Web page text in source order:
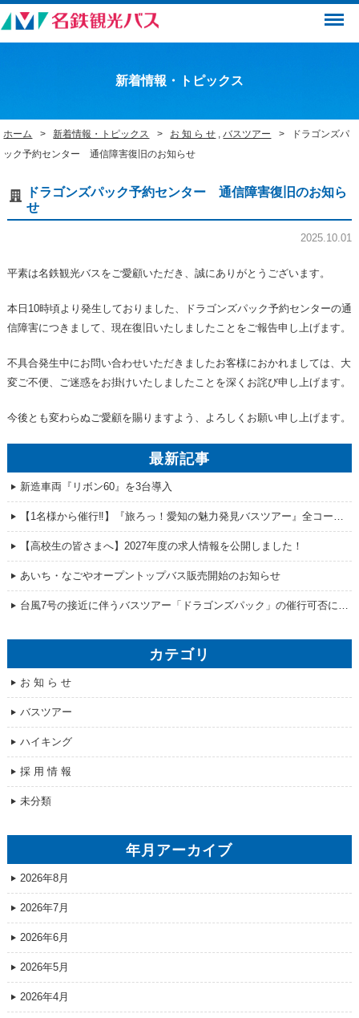
Menu
新着情報・トピックス
ホーム 新着情報・トピックス お 知 ら せ ,バスツアー
ドラゴンズパ
ック予約センター 通信障害復旧のお知らせ
ドラゴンズパック予約センター 通信障害復旧のお知ら
せ
2025.10.01
平素は名鉄観光バスをご愛顧いただき、誠にありがとうございます。
本日10時頃より発生しておりました、ドラゴンズパック予約センターの通
信障害につきまして、現在復旧いたしましたことをご報告申し上げます。
不具合発生中にお問い合わせいただきましたお客様におかれましては、大
変ご不便、ご迷惑をお掛けいたしましたことを深くお詫び申し上げます。
今後とも変わらぬご愛顧を賜りますよう、よろしくお願い申し上げます。
最新記事
新造車両『リボン60』を3台導入
【1名様から催行‼】『旅ろっ！愛知の魅力発見バスツアー』全コース販売開始！
【高校生の皆さまへ】2027年度の求人情報を公開しました！
あいち・なごやオープントップバス販売開始のお知らせ
台風7号の接近に伴うバスツアー「ドラゴンズパック」の催行可否について
カテゴリ
お 知 ら せ
バスツアー
ハイキング
採 用 情 報
未分類
年月アーカイブ
2026年8月
2026年7月
2026年6月
2026年5月
2026年4月